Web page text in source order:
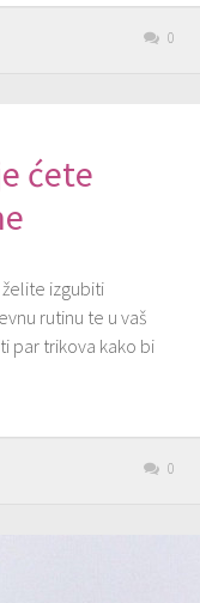
0
ćete
izgubiti
rutinu te u vaš
par trikova kako bi
0